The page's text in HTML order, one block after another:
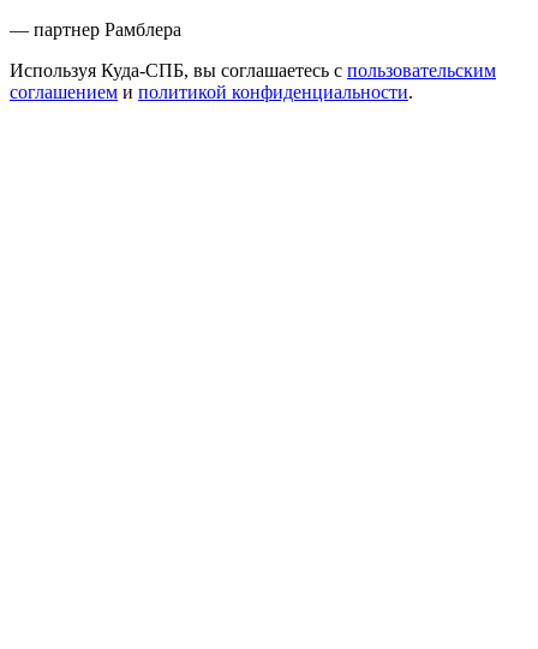
— партнер Рамблера
Используя Куда-СПБ, вы соглашаетесь с пользовательским
соглашением и политикой конфиденциальности.